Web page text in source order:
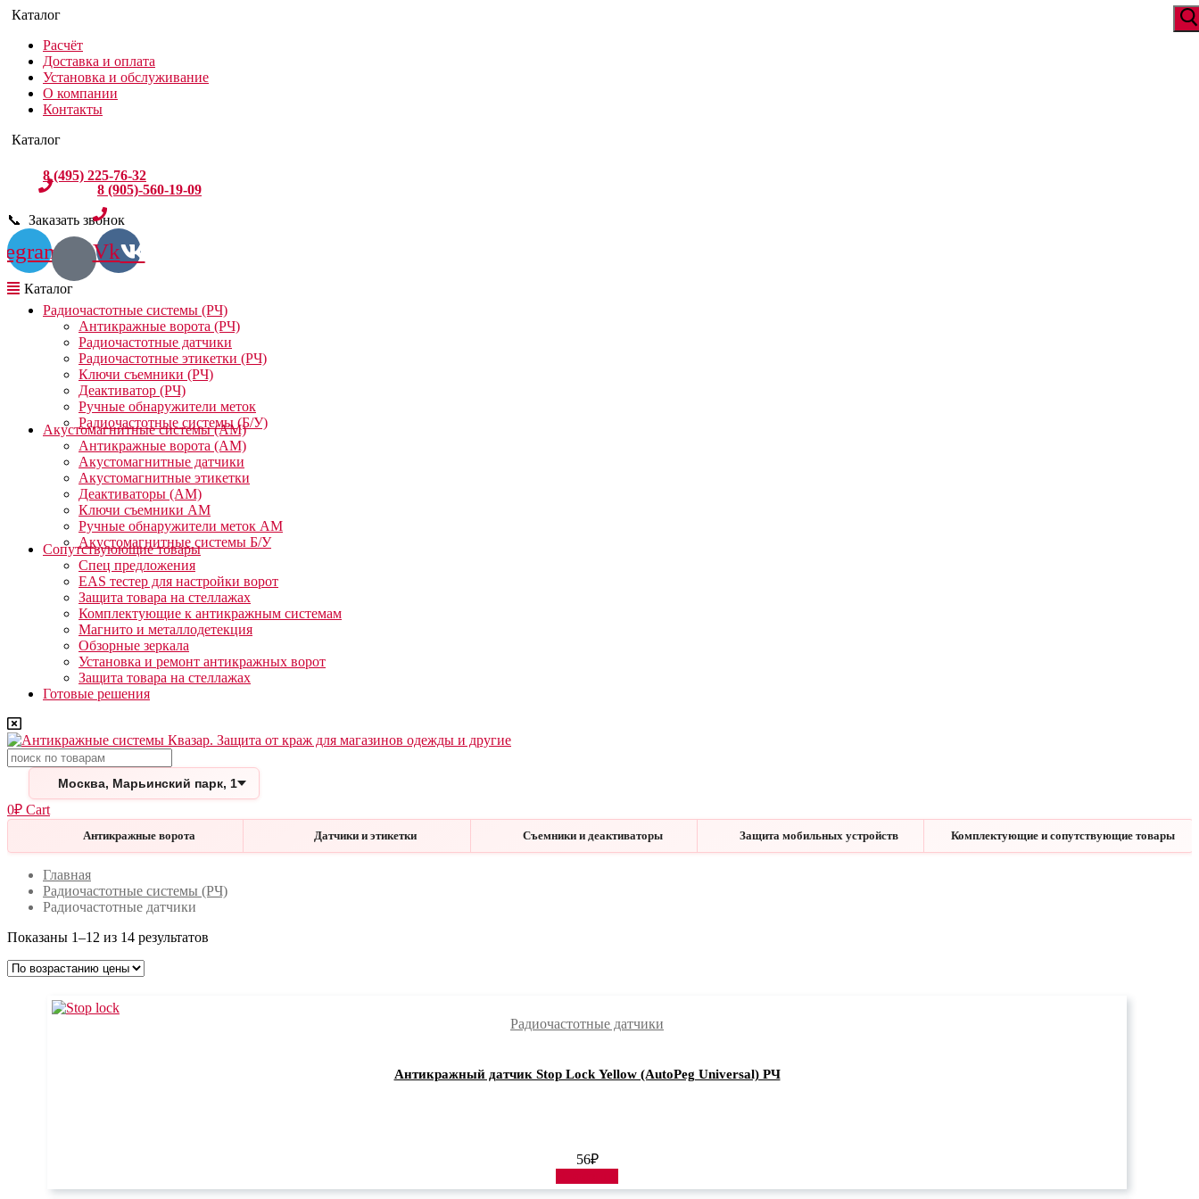
Расчёт
Доставка и оплата
Установка и обслуживание
О компании
Контакты
8 (495) 225-76-32
8 (905)-560-19-09
📞 Заказать звонок
Vk
Радиочастотные системы (РЧ)
Антикражные ворота (РЧ)
Радиочастотные датчики
Радиочастотные этикетки (РЧ)
Ключи съемники (РЧ)
Деактиватор (РЧ)
Ручные обнаружители меток
Радиочастотные системы (Б/У)
Акустомагнитные системы (АМ)
Антикражные ворота (АМ)
Акустомагнитные датчики
Акустомагнитные этикетки
Деактиваторы (АМ)
Ключи съемники АМ
Ручные обнаружители меток АМ
Акустомагнитные системы Б/У
Сопутствуюющие товары
Спец предложения
EAS тестер для настройки ворот
Защита товара на стеллажах
Комплектующие к антикражным системам
Магнито и металлодетекция
Обзорные зеркала
Установка и ремонт антикражных ворот
Защита товара на стеллажах
Готовые решения
Поиск
Москва, Марьинский парк, 1
0₽ Cart
Антикражные ворота Датчики и этикетки Съемники и деактиваторы Защита мобильных устройств Комплектующие и сопутствующие товары
Меню
ЗакрытьГлавная
Радиочастотные системы (РЧ)
Радиочастотные датчики
Показаны 1–12 из 14 результатов
Радиочастотные датчики
Антикражный датчик Stop Lock Yellow (AutoPeg Universal) РЧ
56₽